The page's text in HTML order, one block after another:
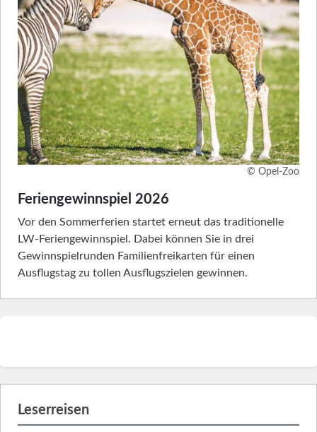
© Opel-Zoo
Feriengewinnspiel 2026
Vor den Sommerferien startet erneut das traditionelle
LW-Feriengewinnspiel. Dabei können Sie in drei
Gewinnspielrunden Familienfreikarten für einen
Ausflugstag zu tollen Ausflugszielen gewinnen.
Leserreisen